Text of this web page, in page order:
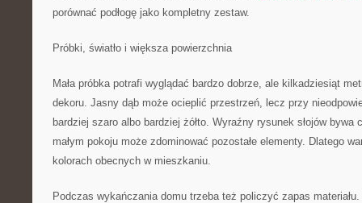
porównać podłogę jako kompletny zestaw.
Próbki, światło i większa powierzchnia
Mała próbka potrafi wyglądać bardzo dobrze, ale kilkadziesiąt
dekoru. Jasny dąb może ocieplić przestrzeń, lecz przy
bardziej szaro albo bardziej żółto. Wyraźny rysunek słojów bywa
małym pokoju może zdominować pozostałe elementy. Dlatego
kolorach obecnych w mieszkaniu.
Podczas wykańczania domu trzeba też policzyć zapas materiału.